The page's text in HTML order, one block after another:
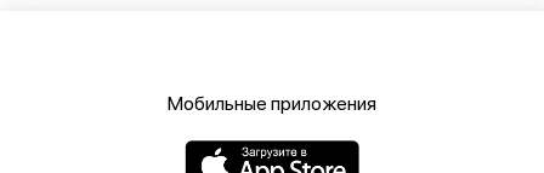
Мобильные приложения